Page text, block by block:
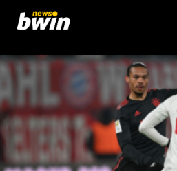
contenuto